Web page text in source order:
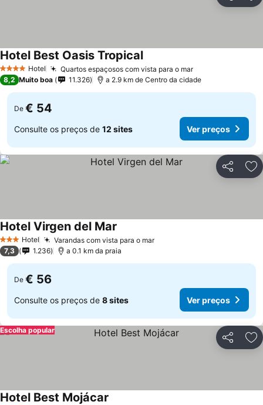
4 EstrelasHotel Quartos espaçosos com vista para o marVer preços
Hotel Best Oasis TropicalVer preços
8,2 Muito boa 11.326 a 2.9 km de Centro da cidade
De € 54
Consulte os preços de 12 sites Ver preços
Partilhar
3 EstrelasHotel Varandas com vista para o marVer preços
Hotel Virgen del Mar
7,3 1.236 a 0.1 km da praia
De € 56
Consulte os preços de 8 sites Ver preços
Partilhar
Escolha popular
Hotel Best Mojácar